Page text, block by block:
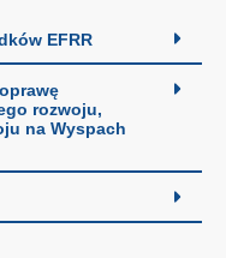
EFRR
rozwoju,
na Wyspach